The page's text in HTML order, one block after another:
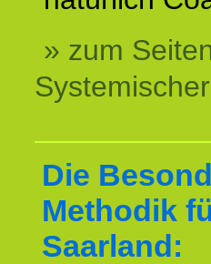
» zum
Die
Methodik
Saarland: